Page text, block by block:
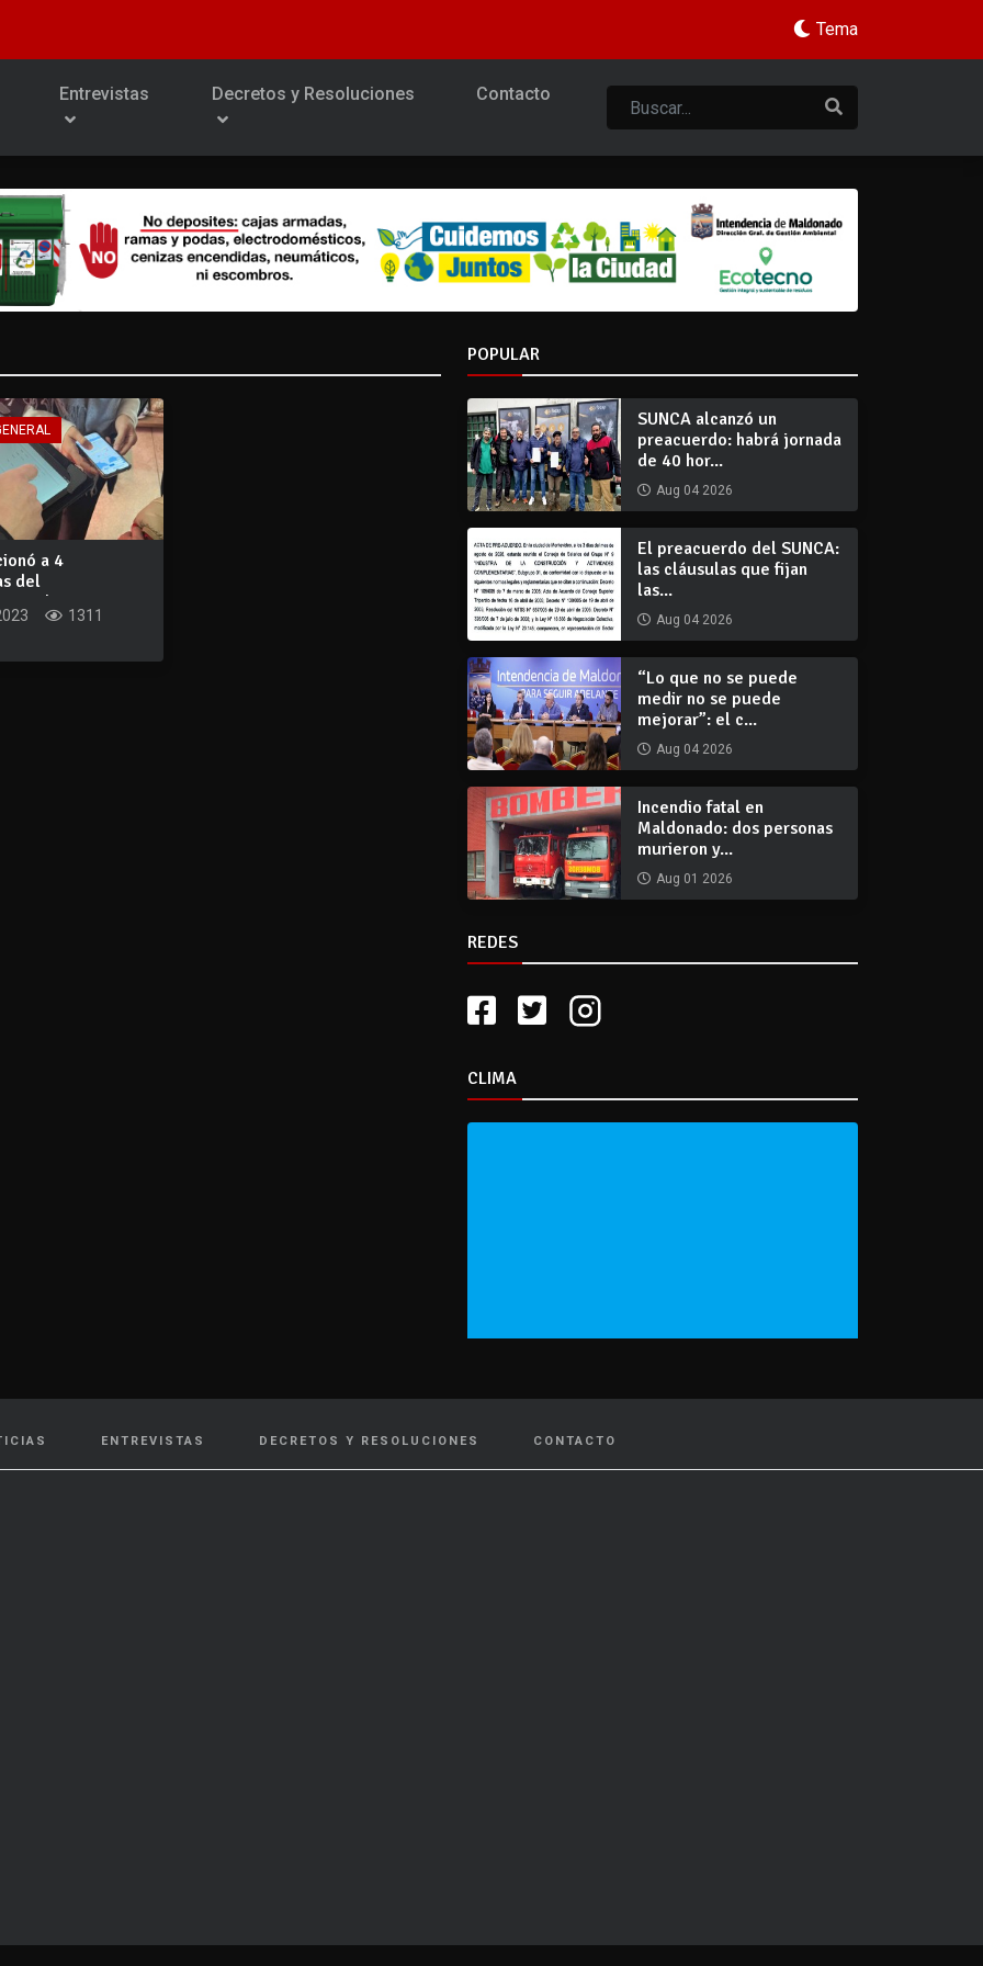
Tema
Entrevistas Decretos y Resoluciones Contacto
a 4
del
de
1311
POPULAR
SUNCA alcanzó un
preacuerdo: habrá jornada
de 40 hor...
Aug 04 2026
El preacuerdo del SUNCA:
las cláusulas que fijan
las...
Aug 04 2026
“Lo que no se puede
medir no se puede
mejorar”: el c...
Aug 04 2026
Incendio fatal en
Maldonado: dos personas
murieron y...
Aug 01 2026
REDES
CLIMA
ENTREVISTAS DECRETOS Y RESOLUCIONES CONTACTO